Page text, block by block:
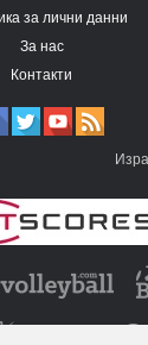
за лични данни
За нас
Контакти